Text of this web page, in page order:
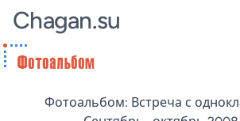
Chagan.su
Фотоальбом: Встреча с